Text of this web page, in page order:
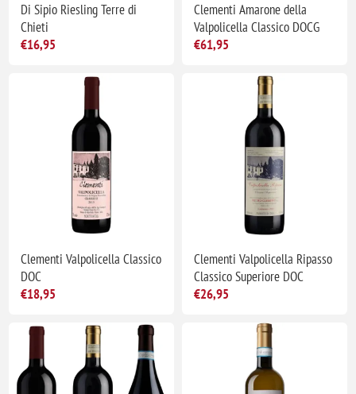
Di Sipio Riesling Terre di
Chieti
€16,95
Clementi Amarone della
Valpolicella Classico DOCG
€61,95
Clementi Valpolicella Classico
DOC
€18,95
Clementi Valpolicella Ripasso
Classico Superiore DOC
€26,95